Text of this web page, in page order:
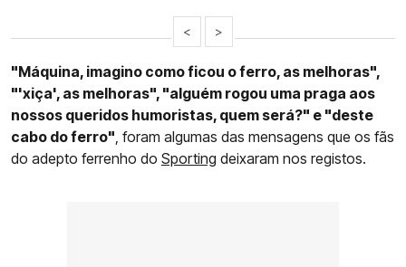
< >
"Máquina, imagino como ficou o ferro, as melhoras",
"'xiça', as melhoras", "alguém rogou uma praga aos
nossos queridos humoristas, quem será?" e "deste
cabo do ferro", foram algumas das mensagens que os fãs
do adepto ferrenho do Sporting deixaram nos registos.